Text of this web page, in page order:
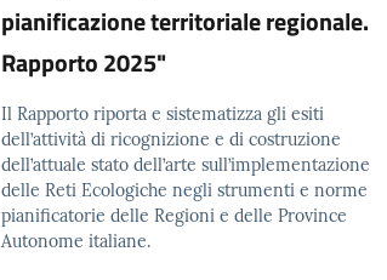
pianificazione territoriale regionale.
Rapporto 2025"
Il Rapporto riporta e sistematizza gli esiti
dell’attività di ricognizione e di costruzione
dell’attuale stato dell’arte sull’implementazione
delle Reti Ecologiche negli strumenti e norme
pianificatorie delle Regioni e delle Province
Autonome italiane.